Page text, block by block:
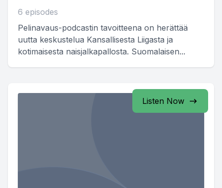
6 episodes
Pelinavaus-podcastin tavoitteena on herättää
uutta keskustelua Kansallisesta Liigasta ja
kotimaisesta naisjalkapallosta. Suomalaisen...
Listen Now